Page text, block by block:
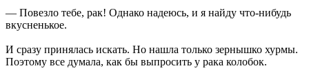
— Повезло тебе, рак! Однако надеюсь, и я найду что-нибудь
вкусненькое.
И сразу принялась искать. Но нашла только зернышко хурмы.
Поэтому все думала, как бы выпросить у рака колобок.